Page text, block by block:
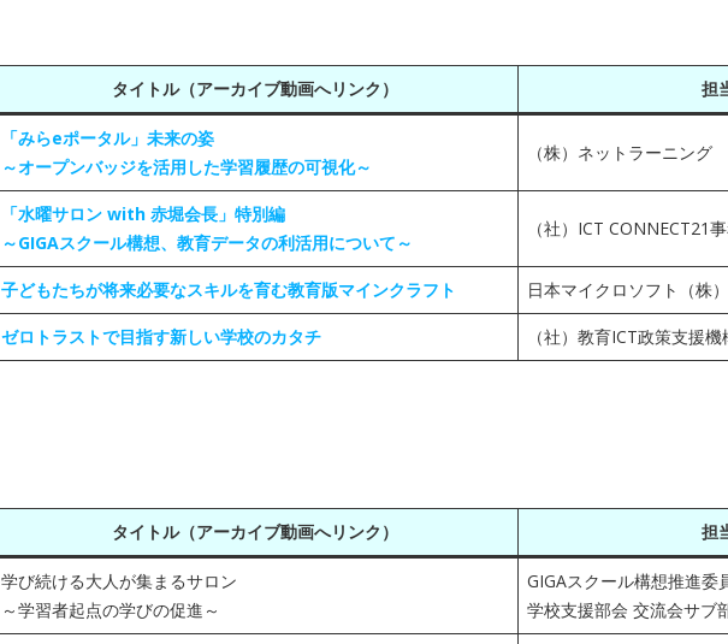
タイトル（アーカイブ動画へリンク） 担
「みらeポータル」未来の姿
～オープンバッジを活用した学習履歴の可視化～
（株）ネットラーニング
「水曜サロン with 赤堀会長」特別編
～GIGAスクール構想、教育データの利活用について～
（社）ICT CONNECT21
子どもたちが将来必要なスキルを育む教育版マインクラフト 日本マイクロソフト（株）
ゼロトラストで目指す新しい学校のカタチ （社）教育ICT政策支援機
タイトル（アーカイブ動画へリンク） 担
学び続ける大人が集まるサロン
～学習者起点の学びの促進～
GIGAスクール構想推進委
学校支援部会 交流会サブ